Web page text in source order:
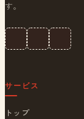
す。
サービス
トップ